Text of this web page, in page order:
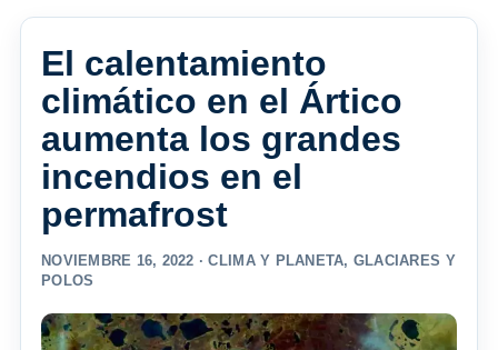
El calentamiento
climático en el Ártico
aumenta los grandes
incendios en el
permafrost
NOVIEMBRE 16, 2022 ·CLIMA Y PLANETA, GLACIARES Y
POLOS